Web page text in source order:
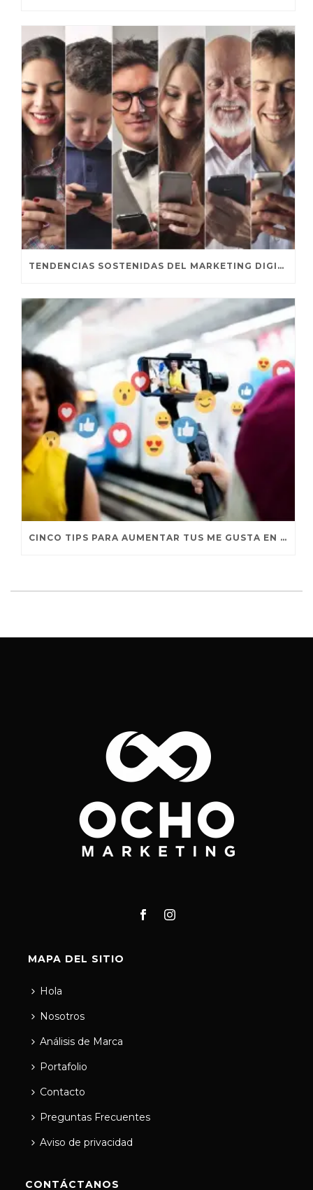
TENDENCIAS SOSTENIDAS DEL MARKETING DIGITAL
CINCO TIPS PARA AUMENTAR TUS ME GUSTA EN FACEBOOK
MAPA DEL SITIO
Hola
Nosotros
Análisis de Marca
Portafolio
Contacto
Preguntas Frecuentes
Aviso de privacidad
CONTÁCTANOS